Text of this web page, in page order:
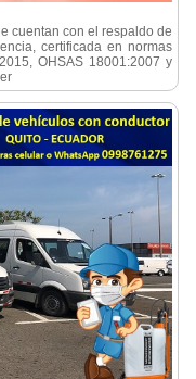
cuentan con el respaldo de
certificada en normas
OHSAS 18001:2007 y